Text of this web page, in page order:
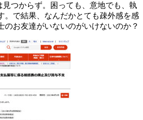
見つからず。困っても、意地でも、執
。で結果、なんだかとても疎外感を感
のお友達がいないのがいけないのか？